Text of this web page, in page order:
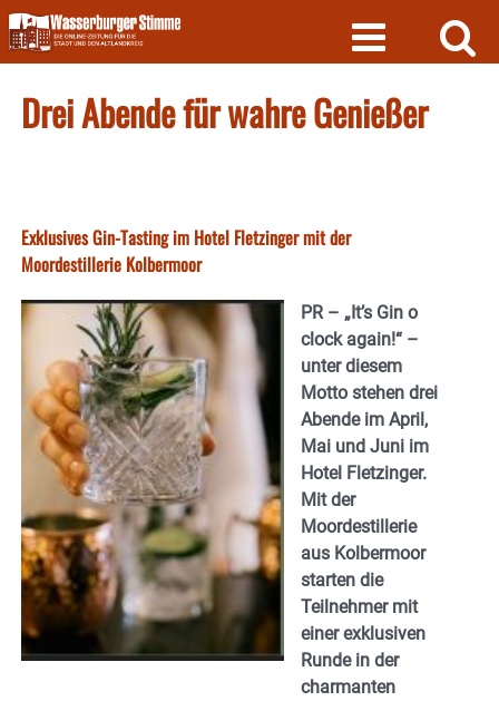
Skip
to
content
Drei Abende für wahre Genießer
Exklusives Gin-Tasting im Hotel Fletzinger mit der
Moordestillerie Kolbermoor
PR – „It’s Gin o
clock again!“ –
unter diesem
Motto stehen drei
Abende im April,
Mai und Juni im
Hotel Fletzinger.
Mit der
Moordestillerie
aus Kolbermoor
starten die
Teilnehmer mit
einer exklusiven
Runde in der
charmanten